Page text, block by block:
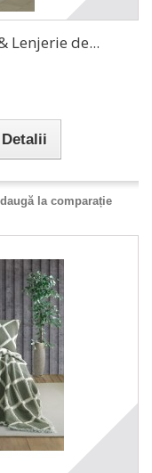
Lenjerie de...
Detalii
la comparație